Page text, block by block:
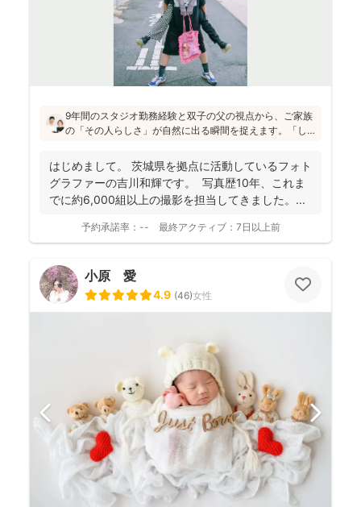
9年間のスタジオ勤務経験と双子の父の視点から、ご家族
の「その人らしさ」が自然に出る瞬間を捉えます。「し
ても「楽しかった！」と気持ちがよみがえる写真を残す
ことを、心がけて活動されていらっしゃいます！
はじめまして。 茨城県を拠点に活動しているフォト
グラファーの吉川和輝です。 写真歴10年、これま
でに約6,000組以上の撮影を担当してきました。 ...
予約承諾率： -- 最終アクティブ： 7日以上前
小原 愛
4.9 (46)女性